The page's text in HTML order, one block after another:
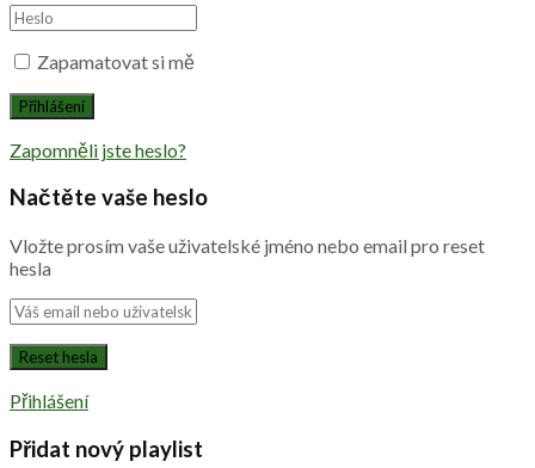
Zapamatovat si mě
Zapomněli jste heslo?
Načtěte vaše heslo
Vložte prosím vaše uživatelské jméno nebo email pro reset
hesla
Přihlášení
Přidat nový playlist